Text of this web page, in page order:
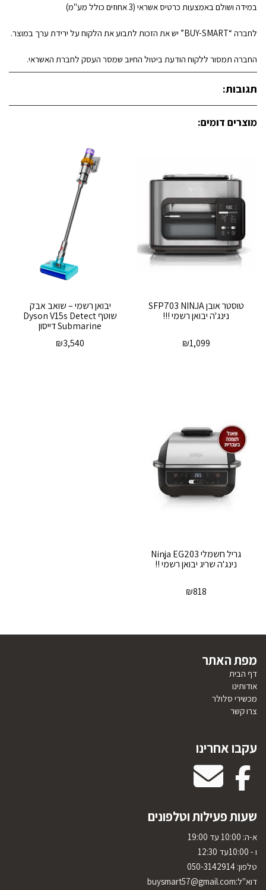
במידה ושולם באמצעות כרטיס אשראי (3 אחוזים כולל מע"מ)
לחברה “BUY-SMART” יש את הזכות לתבוע את הלקוח על ירידת ערך במוצר.
החברה תמסור ללקוח הודעת ביטול החיוב שמסר העסק לחברת האשראי.
תגובות:
מוצרים דומים:
טוסטר אובן SFP703 NINJA
נינג'ה יבואן רשמי !!!
₪1,099
יבואן רשמי – שואב אבק
שוטף Dyson V15s Detect
Submarine דייסון
₪3,540
‏גריל ‏חשמלי Ninja EG203
נינג'ה שריג יבואן רשמי !!
₪818
מפת האתר
דף הבית
אודותינו
מכשירי סלולר
צרו קשר
עקבו אחרינו
שעות פעילות וטלפונים
א-ה: 10:00 עד 19:00
ו - 10:00עד 12:30
טלפון: 050-3142914
דוא"ל:
buysmart57@gmail.com